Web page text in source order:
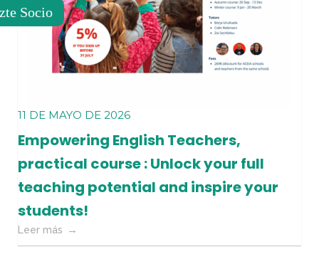
11 DE MAYO DE 2026
Empowering English Teachers,
practical course : Unlock your full
teaching potential and inspire your
students!
Leer más
Socio